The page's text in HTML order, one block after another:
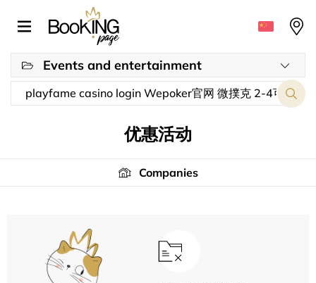
Events and entertainment
优惠活动
Companies